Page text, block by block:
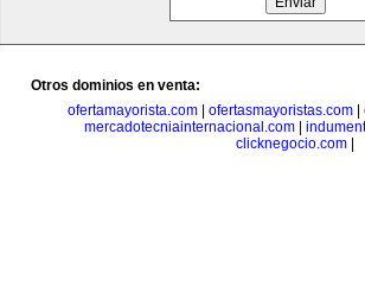
Otros dominios en venta:
ofertamayorista.com
ofertasmayoristas.com
mercadotecniainternacional.com
clicknegocio.com